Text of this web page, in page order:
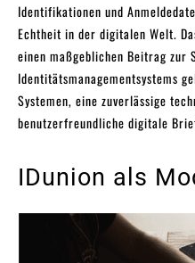
Identifikationen und
Echtheit in der digitalen Welt.
einen maßgeblichen Beitrag zur
Identitätsmanagementsystems
Systemen, eine zuverlässige
benutzerfreundliche digitale
IDunion als